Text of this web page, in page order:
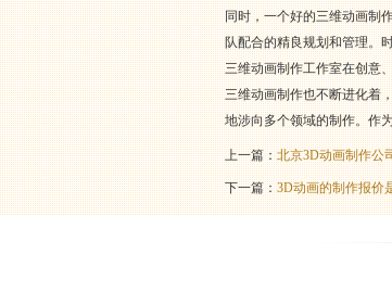
同时，一个好的三维动画制
队配合的精良规划和管理。
三维动画制作工作室在创意
三维动画制作也不断进化着
地涉向多个领域的制作。作
上一篇：北京3D动画制作公
下一篇：3D动画的制作报价